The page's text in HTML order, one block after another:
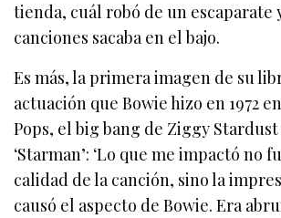
tienda, cuál robó de un escaparate
canciones sacaba en el bajo.
Es más, la primera imagen de su
actuación que Bowie hizo en 1972
Pops, el big bang de Ziggy
‘Starman’: ‘Lo que me impactó no
calidad de la canción, sino la
causó el aspecto de Bowie. Era